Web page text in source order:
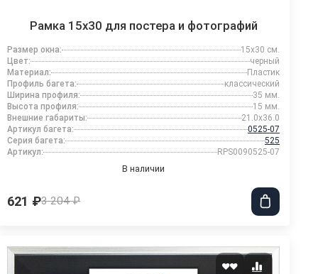
Рамка 15x30 для постера и фотографий
Размер окна:
15x30 см.
Цвет:
черный
Материал:
Пластик
Профиль багета:
классический
Ширина профиля:
35 мм.
Высота профиля:
15 мм.
Внешние габариты:
21.0x36.0
Артикул багета:
0525-07
Серия багета:
525
Артикул:
RPS0090525-07
В наличии
621 ₽3 204 ₽